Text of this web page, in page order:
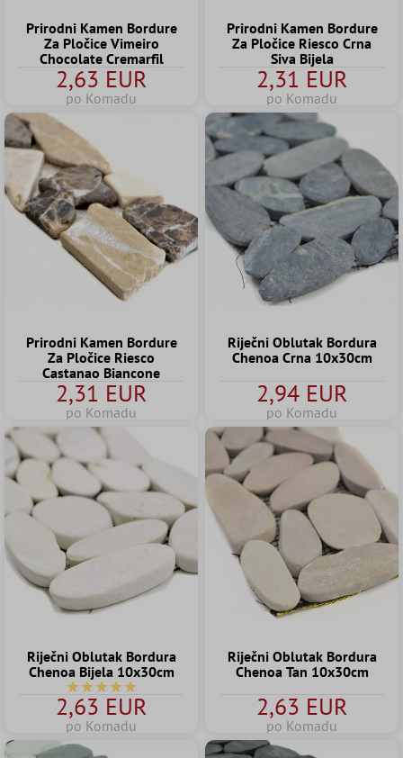
Prirodni Kamen Bordure
Za Pločice Vimeiro
Chocolate Cremarfil
2,63 EUR
po Komadu
Prirodni Kamen Bordure
Za Pločice Riesco Crna
Siva Bijela
2,31 EUR
po Komadu
Prirodni Kamen Bordure
Za Pločice Riesco
Castanao Biancone
2,31 EUR
po Komadu
Riječni Oblutak Bordura
Chenoa Crna 10x30cm
2,94 EUR
po Komadu
Riječni Oblutak Bordura
Chenoa Bijela 10x30cm
Prosječna ocjena 5 od 5 zvjezdica
2,63 EUR
po Komadu
Riječni Oblutak Bordura
Chenoa Tan 10x30cm
2,63 EUR
po Komadu